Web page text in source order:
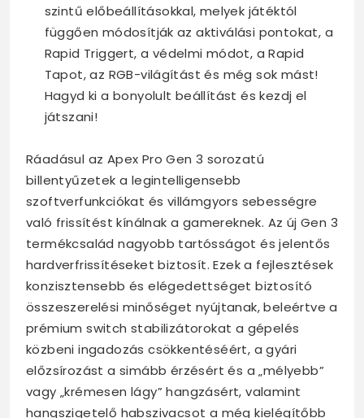
szintű előbeállításokkal, melyek játéktól
függően módosítják az aktiválási pontokat, a
Rapid Triggert, a védelmi módot, a Rapid
Tapot, az RGB-világítást és még sok mást!
Hagyd ki a bonyolult beállítást és kezdj el
játszani!
Ráadásul az Apex Pro Gen 3 sorozatú
billentyűzetek a legintelligensebb
szoftverfunkciókat és villámgyors sebességre
való frissítést kínálnak a gamereknek. Az új Gen 3
termékcsalád nagyobb tartósságot és jelentős
hardverfrissítéseket biztosít. Ezek a fejlesztések
konzisztensebb és elégedettséget biztosító
összeszerelési minőséget nyújtanak, beleértve a
prémium switch stabilizátorokat a gépelés
közbeni ingadozás csökkentéséért, a gyári
előzsírozást a simább érzésért és a „mélyebb”
vagy „krémesen lágy” hangzásért, valamint
hangszigetelő habszivacsot a még kielégítőbb